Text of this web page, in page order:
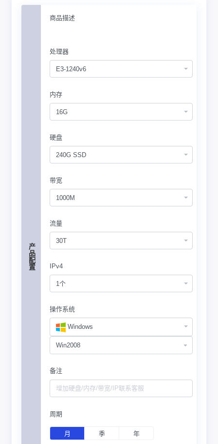
产品配置
商品描述
处理器
E3-1240v6
内存
16G
硬盘
240G SSD
带宽
1000M
流量
30T
IPv4
1个
操作系统
Windows
备注
周期
月 季 年